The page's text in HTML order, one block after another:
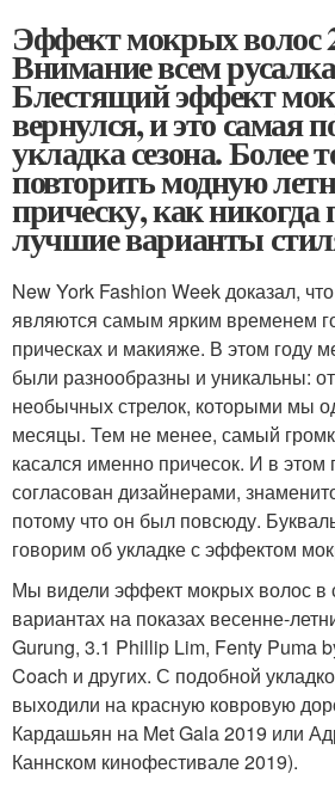
Эффект мокрых волос
Внимание всем
Блестящий эффект
вернулся, и это самая
укладка сезона. Более
повторить модную
прическу, как никогда
лучшие варианты
New York Fashion Week доказал,
являются самым ярким временем
прическах и макияже. В этом году
были разнообразны и уникальны:
необычных стрелок, которыми мы
месяцы. Тем не менее, самый
касался именно причесок. И в этом
согласован дизайнерами,
потому что он был повсюду.
говорим об укладке с эффектом
Мы видели эффект мокрых волос в
вариантах на показах весенне-
Gurung, 3.1 Phillip Lim, Fenty Puma
Coach и других. С подобной
выходили на красную ковровую
Кардашьян на Met Gala 2019 или
Каннском кинофестивале 2019).